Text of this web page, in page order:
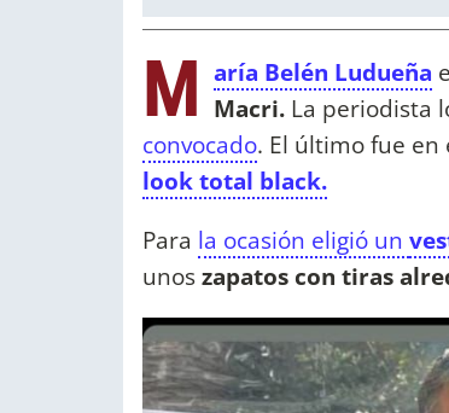
M aría Belén Ludueña
Macri. La periodista
convocado. El último fue en
look total black.
Para la ocasión eligió un
unoszapatos con tiras